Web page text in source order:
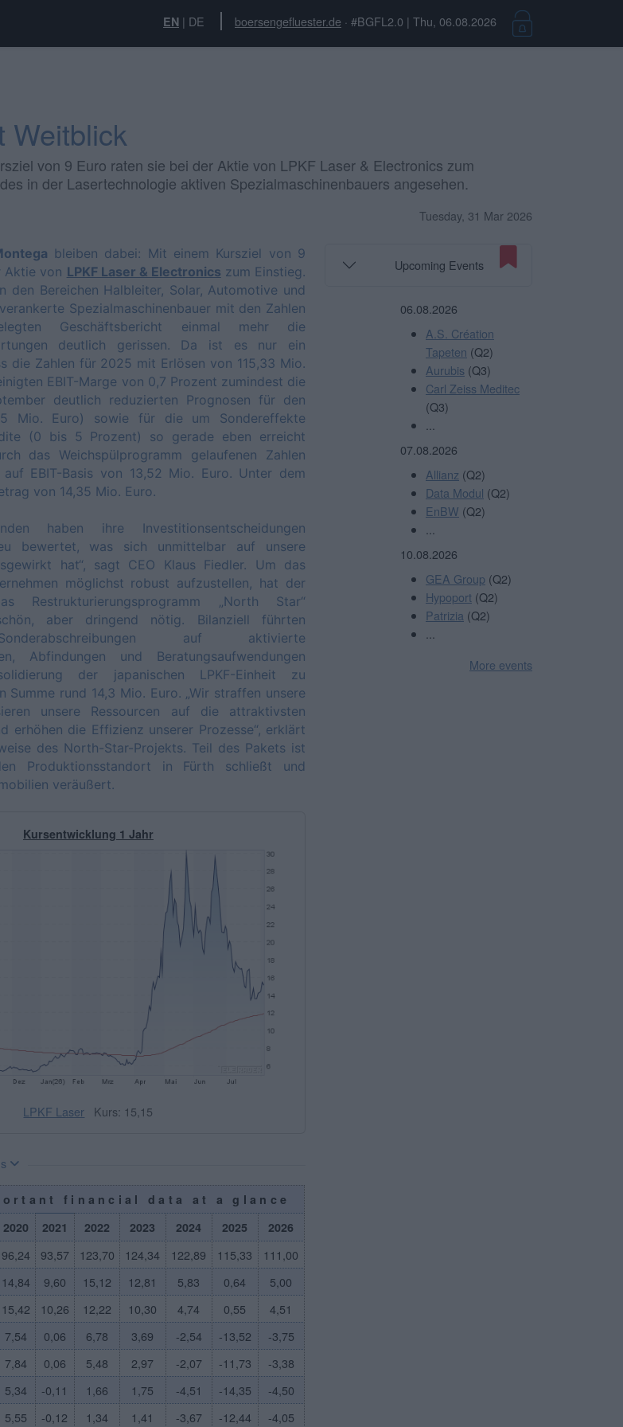
EN | DE boersengefluester.de · #BGFL2.0 | Thu, 06.08.2026
Weitblick
von 9 Euro raten sie bei der Aktie von LPKF Laser & Electronics zum
in der Lasertechnologie aktiven Spezialmaschinenbauers angesehen.
Tuesday, 31 Mar 2026
bleiben dabei: Mit einem Kursziel von 9
Aktie von LPKF Laser & Electronics zum Einstieg.
den Bereichen Halbleiter, Solar, Automotive und
Spezialmaschinenbauer mit den Zahlen
Geschäftsbericht einmal mehr die
deutlich gerissen. Da ist es nur ein
die Zahlen für 2025 mit Erlösen von 115,33 Mio.
EBIT-Marge von 0,7 Prozent zumindest die
deutlich reduzierten Prognosen für den
Mio. Euro) sowie für die um Sondereffekte
(0 bis 5 Prozent) so gerade eben erreicht
das Weichspülprogramm gelaufenen Zahlen
EBIT-Basis von 13,52 Mio. Euro. Unter dem
von 14,35 Mio. Euro.
haben ihre Investitionsentscheidungen
bewertet, was sich unmittelbar auf unsere
hat“, sagt CEO Klaus Fiedler. Um das
möglichst robust aufzustellen, hat der
Restrukturierungsprogramm „North Star“
aber dringend nötig. Bilanziell führten
auf aktivierte
Abfindungen und Beratungsaufwendungen
der japanischen LPKF-Einheit zu
Summe rund 14,3 Mio. Euro. „Wir straffen unsere
unsere Ressourcen auf die attraktivsten
erhöhen die Effizienz unserer Prozesse“, erklärt
des North-Star-Projekts. Teil des Pakets ist
Produktionsstandort in Fürth schließt und
veräußert.
Kursentwicklung 1 Jahr
LPKF Laser Kurs: 15,15
financial data at a glance
2020
2021 2022 2023 2024 2025
2026
96,24 93,57 123,70 124,34 122,89 115,33 111,00
14,84 9,60 15,12 12,81 5,83 0,64 5,00
15,42 10,26 12,22 10,30 4,74 0,55 4,51
7,54 0,06 6,78 3,69 -2,54 -13,52 -3,75
7,84 0,06 5,48 2,97 -2,07 -11,73 -3,38
5,34 -0,11 1,66 1,75 -4,51 -14,35 -4,50
5,55 -0,12 1,34 1,41 -3,67 -12,44 -4,05
Upcoming Events
06.08.2026
A.S. Création
Tapeten (Q2)
Aurubis (Q3)
Carl Zeiss Meditec
(Q3)
07.08.2026
Allianz (Q2)
Data Modul (Q2)
EnBW (Q2)
10.08.2026
GEA Group (Q2)
Hypoport (Q2)
Patrizia (Q2)
More events